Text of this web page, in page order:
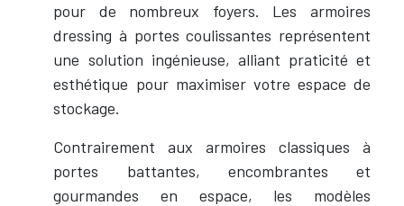
pour de nombreux foyers. Les armoires
dressing à portes coulissantes représentent
une solution ingénieuse, alliant praticité et
esthétique pour maximiser votre espace de
stockage.
Contrairement aux armoires classiques à
portes battantes, encombrantes et
gourmandes en espace, les modèles